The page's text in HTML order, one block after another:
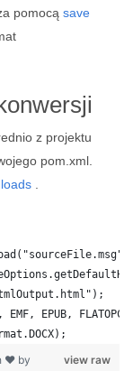
pomocą save
z projektu
pom.xml.
EMF, EPUB,
view raw
❤ by